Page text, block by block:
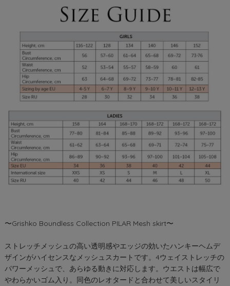
〜Grishko Boundless Collection PILAR Mesh skirt〜
ストレッチメッシュの高い透明感やエッジの効いたハンキーヘムデ
ザインがハイセンスなメッシュスカートです。4ウェイストレッチの
パワーメッシュで、あらゆる動きに対応します。ウエストは幅広で
やわらかいゴム入り。同色のレオタードと合わせて美しいスタイリ